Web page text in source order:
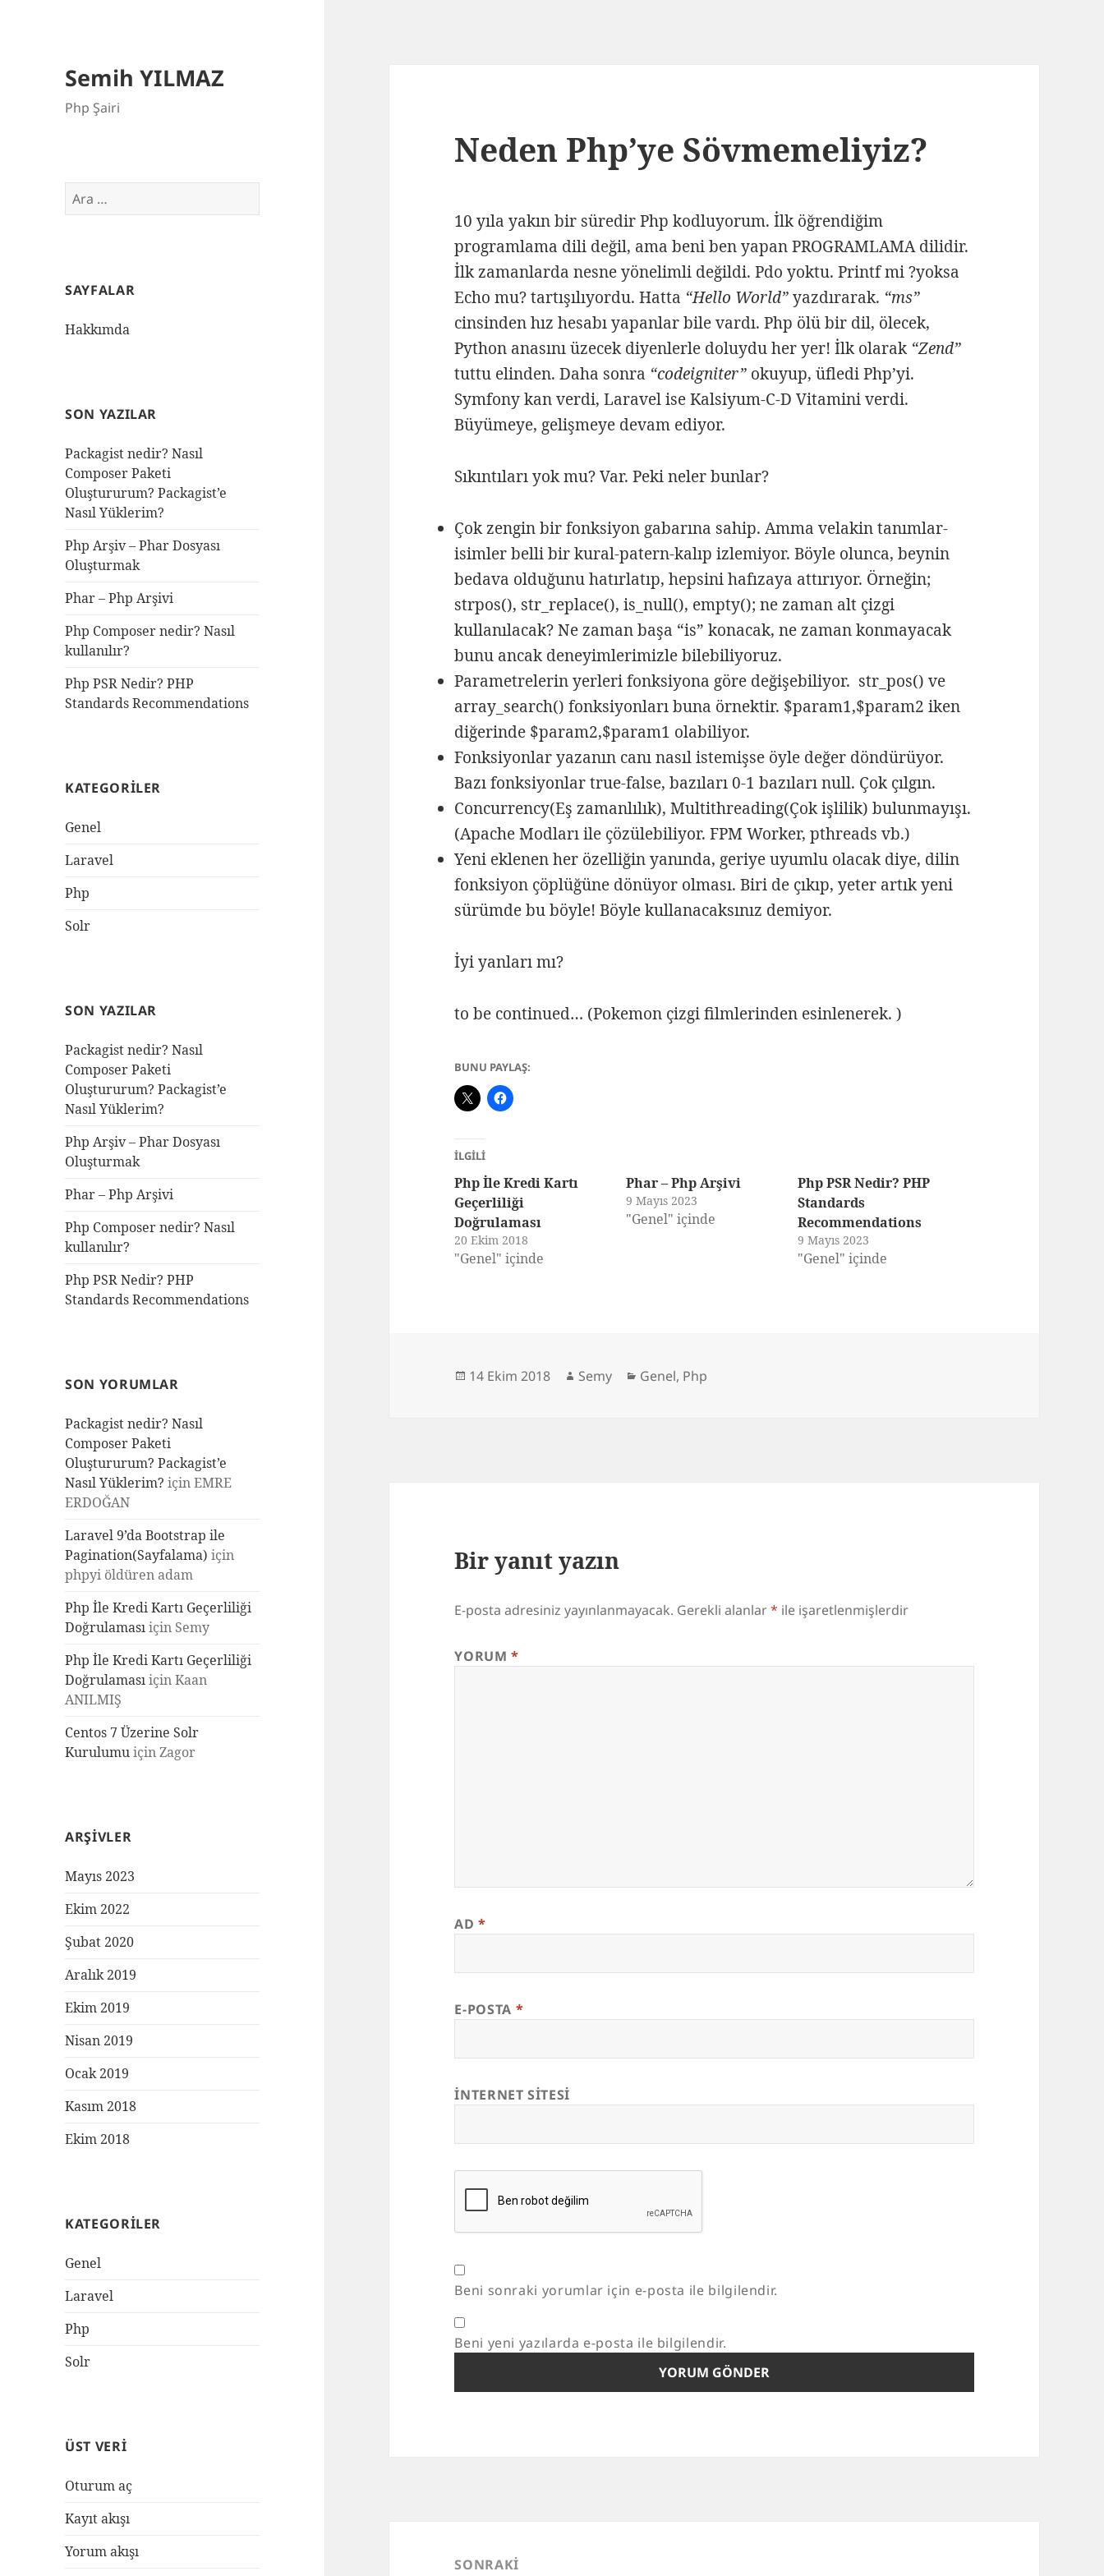
Semih YILMAZ
Php Şairi
Arama:
SAYFALAR
Hakkımda
SON YAZILAR
Packagist nedir? Nasıl
Composer Paketi
Oluştururum? Packagist’e
Nasıl Yüklerim?
Php Arşiv – Phar Dosyası
Oluşturmak
Phar – Php Arşivi
Php Composer nedir? Nasıl
kullanılır?
Php PSR Nedir? PHP
Standards Recommendations
KATEGORILER
Genel
Laravel
Php
Solr
SON YAZILAR
Packagist nedir? Nasıl
Composer Paketi
Oluştururum? Packagist’e
Nasıl Yüklerim?
Php Arşiv – Phar Dosyası
Oluşturmak
Phar – Php Arşivi
Php Composer nedir? Nasıl
kullanılır?
Php PSR Nedir? PHP
Standards Recommendations
SON YORUMLAR
Packagist nedir? Nasıl
Composer Paketi
Oluştururum? Packagist’e
Nasıl Yüklerim? içinEMRE
ERDOĞAN
Laravel 9’da Bootstrap ile
Pagination(Sayfalama) için
phpyi öldüren adam
Php İle Kredi Kartı Geçerliliği
DoğrulamasıiçinSemy
Php İle Kredi Kartı Geçerliliği
DoğrulamasıiçinKaan
ANILMIŞ
Centos 7 Üzerine Solr
KurulumuiçinZagor
ARŞIVLER
Mayıs 2023
Ekim 2022
Şubat 2020
Aralık 2019
Ekim 2019
Nisan 2019
Ocak 2019
Kasım 2018
Ekim 2018
KATEGORILER
Genel
Laravel
Php
Solr
ÜST VERI
Oturum aç
Kayıt akışı
Yorum akışı
Neden Php’ye Sövmemeliyiz?
10 yıla yakın bir süredir Php kodluyorum. İlk öğrendiğim
programlama dili değil, ama beni ben yapan PROGRAMLAMA dilidir.
İlk zamanlarda nesne yönelimli değildi. Pdo yoktu. Printf mi ?yoksa
Echo mu? tartışılıyordu. Hatta “Hello World”yazdırarak. “ms”
cinsinden hız hesabı yapanlar bile vardı. Php ölü bir dil, ölecek,
Python anasını üzecek diyenlerle doluydu her yer! İlk olarak “Zend”
tuttu elinden. Daha sonra “codeigniter” okuyup, üfledi Php’yi.
Symfony kan verdi, Laravel ise Kalsiyum-C-D Vitamini verdi.
Büyümeye, gelişmeye devam ediyor.
Sıkıntıları yok mu? Var. Peki neler bunlar?
Çok zengin bir fonksiyon gabarına sahip. Amma velakin tanımlar-
isimler belli bir kural-patern-kalıp izlemiyor. Böyle olunca, beynin
bedava olduğunu hatırlatıp, hepsini hafızaya attırıyor. Örneğin;
strpos(), str_replace(), is_null(), empty(); ne zaman alt çizgi
kullanılacak? Ne zaman başa “is” konacak, ne zaman konmayacak
bunu ancak deneyimlerimizle bilebiliyoruz.
Parametrelerin yerleri fonksiyona göre değişebiliyor. str_pos() ve
array_search() fonksiyonları buna örnektir. $param1,$param2 iken
diğerinde $param2,$param1 olabiliyor.
Fonksiyonlar yazanın canı nasıl istemişse öyle değer döndürüyor.
Bazı fonksiyonlar true-false, bazıları 0-1 bazıları null. Çok çılgın.
Concurrency(Eş zamanlılık), Multithreading(Çok işlilik) bulunmayışı.
(Apache Modları ile çözülebiliyor. FPM Worker, pthreads vb.)
Yeni eklenen her özelliğin yanında, geriye uyumlu olacak diye, dilin
fonksiyon çöplüğüne dönüyor olması. Biri de çıkıp, yeter artık yeni
sürümde bu böyle! Böyle kullanacaksınız demiyor.
İyi yanları mı?
to be continued… (Pokemon çizgi filmlerinden esinlenerek. )
BUNU PAYLAŞ:
İLGILI
Php İle Kredi Kartı
Geçerliliği
Doğrulaması
20 Ekim 2018
"Genel" içinde
Phar – Php Arşivi
9 Mayıs 2023
"Genel" içinde
Php PSR Nedir? PHP
Standards
Recommendations
9 Mayıs 2023
"Genel" içinde
Yayın
14 Ekim 2018 Yazar
Semy Kategoriler
Genel, Php
Bir yanıt yazın
E-posta adresiniz yayınlanmayacak. Gerekli alanlar* ile işaretlenmişlerdir
YORUM*
AD*
E-POSTA *
İNTERNET SITESI
Beni sonraki yorumlar için e-posta ile bilgilendir.
Beni yeni yazılarda e-posta ile bilgilendir.
gezinmesiSONRAKI